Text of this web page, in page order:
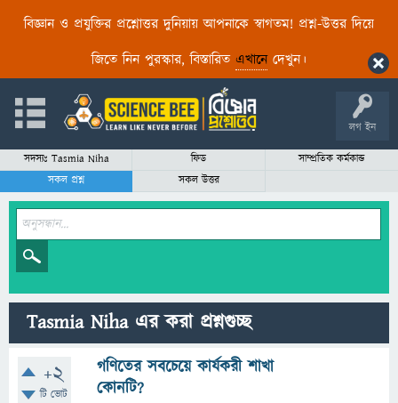
বিজ্ঞান ও প্রযুক্তির প্রশ্নোত্তর দুনিয়ায় আপনাকে স্বাগতম! প্রশ্ন-উত্তর দিয়ে
জিতে নিন পুরস্কার, বিস্তারিত এখানেদেখুন।
লগ ইন
সদস্যঃ Tasmia Niha ফিড
সাম্প্রতিক কর্মকান্ড
সকল প্রশ্ন
সকল উত্তর
Tasmia Niha এর করা প্রশ্নগুচ্ছ
+2
টি ভোট
গণিতের সবচেয়ে কার্যকরী শাখা
কোনটি?